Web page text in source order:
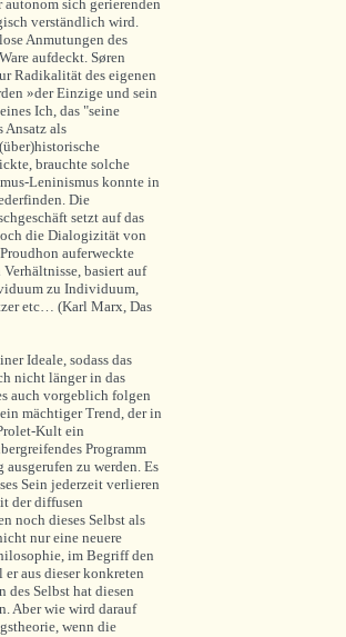
sich gerierenden
verständlich wird.
Anmutungen des
aufdeckt. Søren
Radikalität des eigenen
»der Einzige und sein
Ich, das "seine
Ansatz als
brauchte solche
Leninismus konnte in
Die
setzt auf das
die Dialogizität von
auferweckte
basiert auf
zu Individuum,
etc… (Karl Marx, Das
Ideale, sodass das
nicht länger in das
auch vorgeblich folgen
mächtiger Trend, der in
Kult ein
Programm
zu werden. Es
Sein jederzeit verlieren
der diffusen
noch dieses Selbst als
nur eine neuere
im Begriff den
aus dieser konkreten
Selbst hat diesen
Aber wie wird darauf
wenn die